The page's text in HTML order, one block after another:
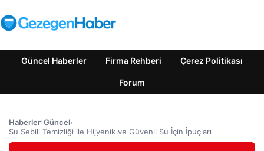
Güncel Haberler Firma Rehberi Çerez Politikası
Forum
Haberler›Güncel›
Su Sebili Temizliği ile Hijyenik ve Güvenli Su İçin İpuçları